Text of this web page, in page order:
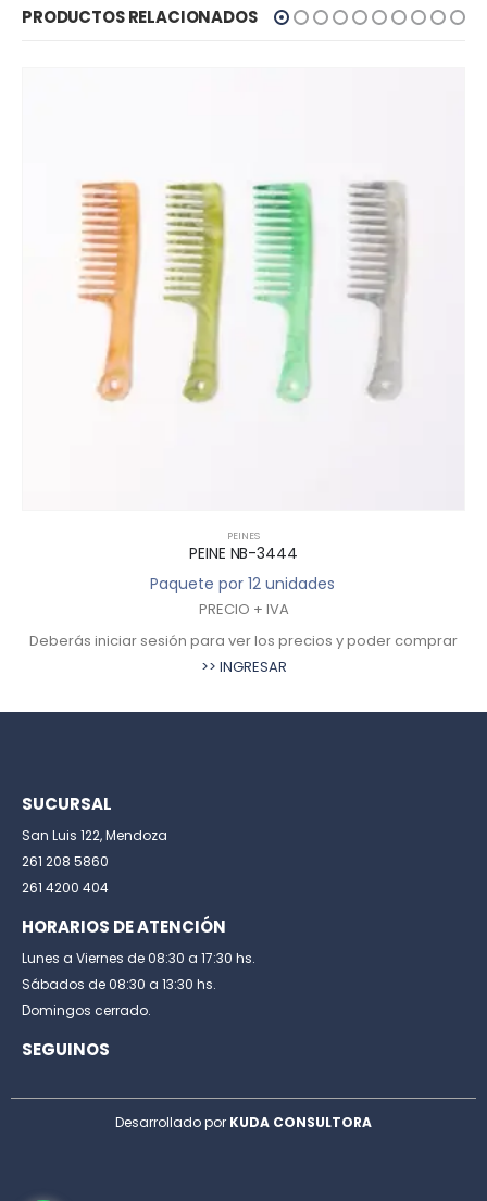
PRODUCTOS RELACIONADOS
ver los precios y poder comprar
Deberás iniciar sesión
SUCURSAL
San Luis 122, Mendoza
261 208 5860
261 4200 404
HORARIOS DE ATENCIÓN
Lunes a Viernes de 08:30 a 17:30 hs.
Sábados de 08:30 a 13:30 hs.
Domingos cerrado.
SEGUINOS
Desarrollado por KUDA CONSULTORA